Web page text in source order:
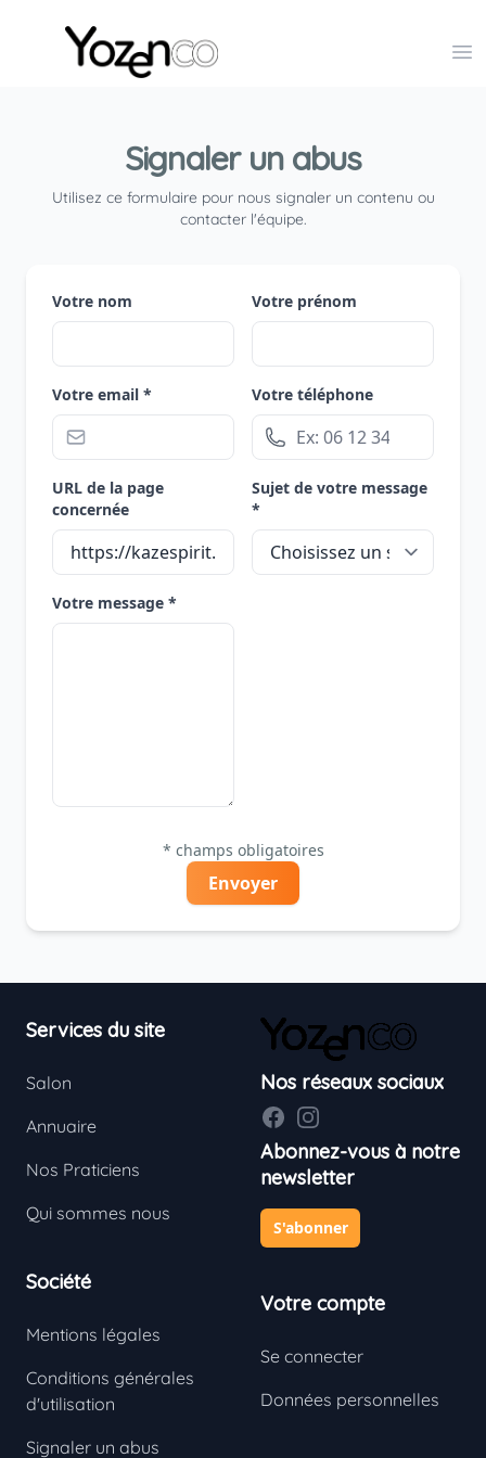
Yozenco - Organisateur de Salons, Evénements et
Signaler un abus
Utilisez ce formulaire pour nous signaler un contenu ou
contacter l'équipe.
Votre nom Votre prénom
Votre email * Votre téléphone
URL de la page
concernée
Sujet de votre message
*
Votre message *
* champs obligatoires
Envoyer
Services du site
Salon
Annuaire
Nos Praticiens
Qui sommes nous
Société
Mentions légales
Conditions générales
d'utilisation
Signaler un abus
Nos réseaux sociaux
FacebookInstagram
Abonnez-vous à notre
newsletter
S'abonner
Votre compte
Se connecter
Données personnelles